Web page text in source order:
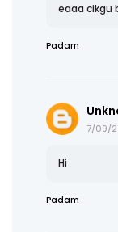
eaaa
Padam
7/09/
Hi
Padam